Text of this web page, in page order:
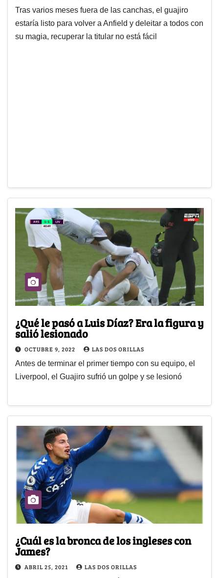
Tras varios meses fuera de las canchas, el guajiro
estaría listo para volver a Anfield y deleitar a todos con
su magia, recuperar la titular no está fácil
¿Qué le pasó a Luis Díaz? Era la figura y
salió lesionado
OCTUBRE 9, 2022 LAS DOS ORILLAS
Antes de terminar el primer tiempo con su equipo, el
Liverpool, el Guajiro sufrió un golpe y se lesionó
¿Cuál es la bronca de los ingleses con
James?
ABRIL 25, 2021 LAS DOS ORILLAS